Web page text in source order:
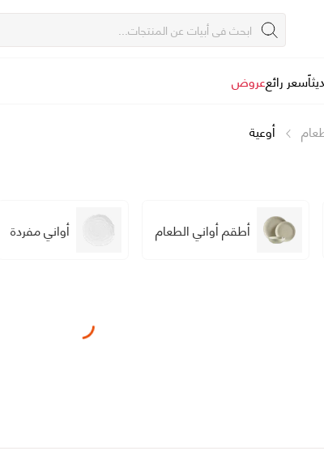
سعر رائععروض
أوعية
أطقم أواني الطعام أواني مفردة